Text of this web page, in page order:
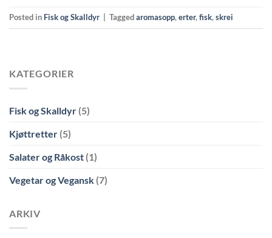
Posted in Fisk og Skalldyr Taggedaromasopp,erter,fisk,skrei
KATEGORIER
Fisk og Skalldyr (5)
Kjøttretter (5)
Salater og Råkost (1)
Vegetar og Vegansk (7)
ARKIV